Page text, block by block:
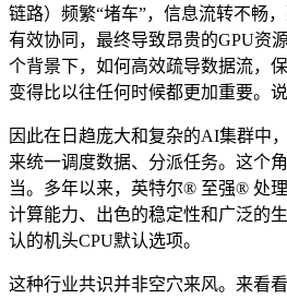
链路）频繁“堵车”，信息流转不畅
有效协同，最终导致昂贵的GPU资
个背景下，如何高效疏导数据流，
变得比以往任何时候都更加重要。
因此在日趋庞大和复杂的AI集群中
来统一调度数据、分派任务。这个
当。多年以来，英特尔® 至强® 处
计算能力、出色的稳定性和广泛的
认的机头CPU默认选项。
这种行业共识并非空穴来风。来看